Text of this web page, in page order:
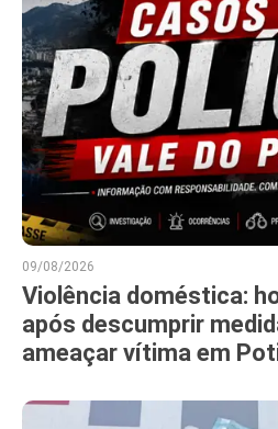
09/08/2026
Violência doméstica:
após descumprir
ameaçar vítima em